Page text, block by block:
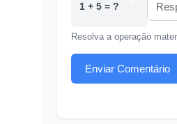
1 + 5 = ?
Resolva a operação
Enviar Comentário